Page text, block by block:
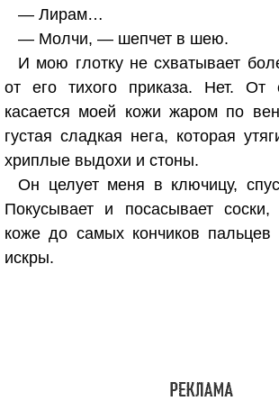
— Лирам…
— Молчи, — шепчет в шею.
И мою глотку не схватывает
от его тихого приказа. Нет. От
касается моей кожи жаром по
густая сладкая нега, которая
хриплые выдохи и стоны.
Он целует меня в ключицу,
Покусывает и посасывает
коже до самых кончиков пальцев
искры.